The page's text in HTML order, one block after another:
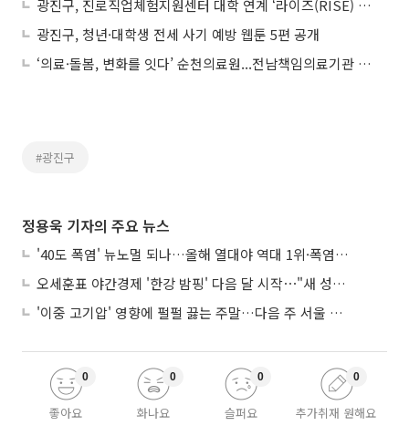
광진구, 진로직업체험지원센터 대학 연계 ‘라이즈(RISE) 사업’ 추진
광진구, 청년·대학생 전세 사기 예방 웹툰 5편 공개
‘의료·돌봄, 변화를 잇다’ 순천의료원...전남책임의료기관 공동 심포지엄
#광진구
정용욱 기자의 주요 뉴스
'40도 폭염' 뉴노멀 되나…올해 열대야 역대 1위·폭염일수 평년 3배 넘어
오세훈표 야간경제 '한강 밤핑' 다음 달 시작⋯"새 성장동력 만들 것"
'이중 고기압' 영향에 펄펄 끓는 주말…다음 주 서울 포함 서쪽이 더 덥다
좋아요
0
화나요
0
슬퍼요
0
추가취재 원해요
0